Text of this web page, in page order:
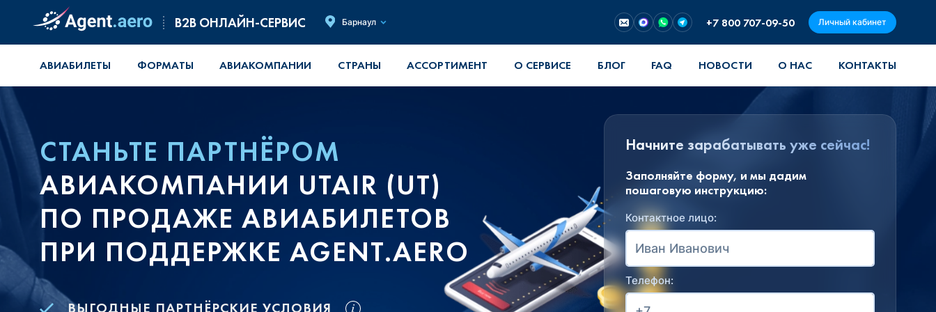
B2B ОНЛАЙН-СЕРВИС Барнаул +7 800 707-09-50 Личный кабинет
АВИАБИЛЕТЫ ФОРМАТЫ АВИАКОМПАНИИ СТРАНЫ АССОРТИМЕНТ О СЕРВИСЕ БЛОГ FAQ НОВОСТИ О НАС КОНТАКТЫ
СТАНЬТЕ ПАРТНЁРОМ
АВИАКОМПАНИИ UTAIR (UT)
ПО ПРОДАЖЕ АВИАБИЛЕТОВ
ПРИ ПОДДЕРЖКЕ AGENT.AERO
ВЫГОДНЫЕ ПАРТНЁРСКИЕ УСЛОВИЯ
Начните зарабатывать уже сейчас!
Заполняйте форму, и мы дадим
пошаговую инструкцию:
Контактное лицо:
Телефон: